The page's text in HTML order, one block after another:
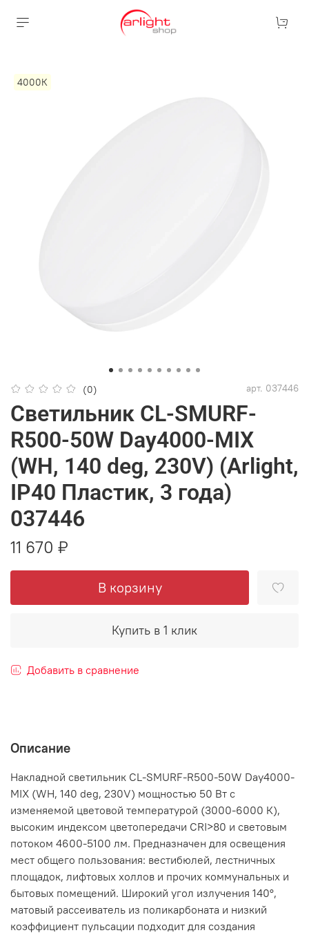
4000К
(0) арт. 037446
Светильник CL-SMURF-
R500-50W Day4000-MIX
(WH, 140 deg, 230V) (Arlight,
IP40 Пластик, 3 года)
037446
11 670 ₽
В корзину
Купить в 1 клик
Добавить в сравнение
Описание
Накладной светильник CL-SMURF-R500-50W Day4000-
MIX (WH, 140 deg, 230V) мощностью 50 Вт с
изменяемой цветовой температурой (3000-6000 К),
высоким индексом цветопередачи CRI>80 и световым
потоком 4600-5100 лм. Предназначен для освещения
мест общего пользования: вестибюлей, лестничных
площадок, лифтовых холлов и прочих коммунальных и
бытовых помещений. Широкий угол излучения 140°,
матовый рассеиватель из поликарбоната и низкий
коэффициент пульсации подходит для создания